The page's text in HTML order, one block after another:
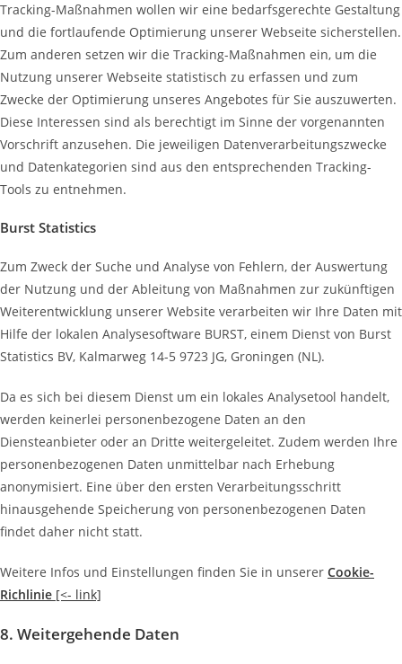
Tracking-Maßnahmen wollen wir eine bedarfsgerechte Gestaltung
und die fortlaufende Optimierung unserer Webseite sicherstellen.
Zum anderen setzen wir die Tracking-Maßnahmen ein, um die
Nutzung unserer Webseite statistisch zu erfassen und zum
Zwecke der Optimierung unseres Angebotes für Sie auszuwerten.
Diese Interessen sind als berechtigt im Sinne der vorgenannten
Vorschrift anzusehen. Die jeweiligen Datenverarbeitungszwecke
und Datenkategorien sind aus den entsprechenden Tracking-
Tools zu entnehmen.
Burst Statistics
Zum Zweck der Suche und Analyse von Fehlern, der Auswertung
der Nutzung und der Ableitung von Maßnahmen zur zukünftigen
Weiterentwicklung unserer Website verarbeiten wir Ihre Daten mit
Hilfe der lokalen Analysesoftware BURST, einem Dienst von Burst
Statistics BV, Kalmarweg 14-5 9723 JG, Groningen (NL).
Da es sich bei diesem Dienst um ein lokales Analysetool handelt,
werden keinerlei personenbezogene Daten an den
Diensteanbieter oder an Dritte weitergeleitet. Zudem werden Ihre
personenbezogenen Daten unmittelbar nach Erhebung
anonymisiert. Eine über den ersten Verarbeitungsschritt
hinausgehende Speicherung von personenbezogenen Daten
findet daher nicht statt.
Weitere Infos und Einstellungen finden Sie in unserer Cookie-
Richlinie [<- link]
8. Weitergehende Daten